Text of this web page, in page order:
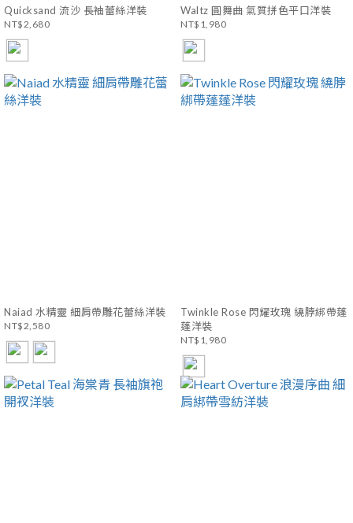
Quicksand 流沙 長袖蕾絲洋裝
NT$2,680
Waltz 圓舞曲 氣質拼色平口洋裝
NT$1,980
Naiad 水精靈 細肩帶雕花蕾絲洋裝
NT$2,580
Twinkle Rose 閃耀玫瑰 繞脖綁帶蓬
蓬洋裝
NT$1,980